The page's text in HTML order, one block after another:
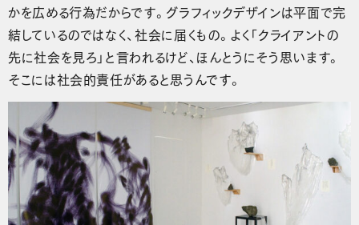
かを広める行為だからです。グラフィックデザインは平面で完
結しているのではなく、社会に届くもの。よく「クライアントの
先に社会を見ろ」と言われるけど、ほんとうにそう思います。
そこには社会的責任があると思うんです。